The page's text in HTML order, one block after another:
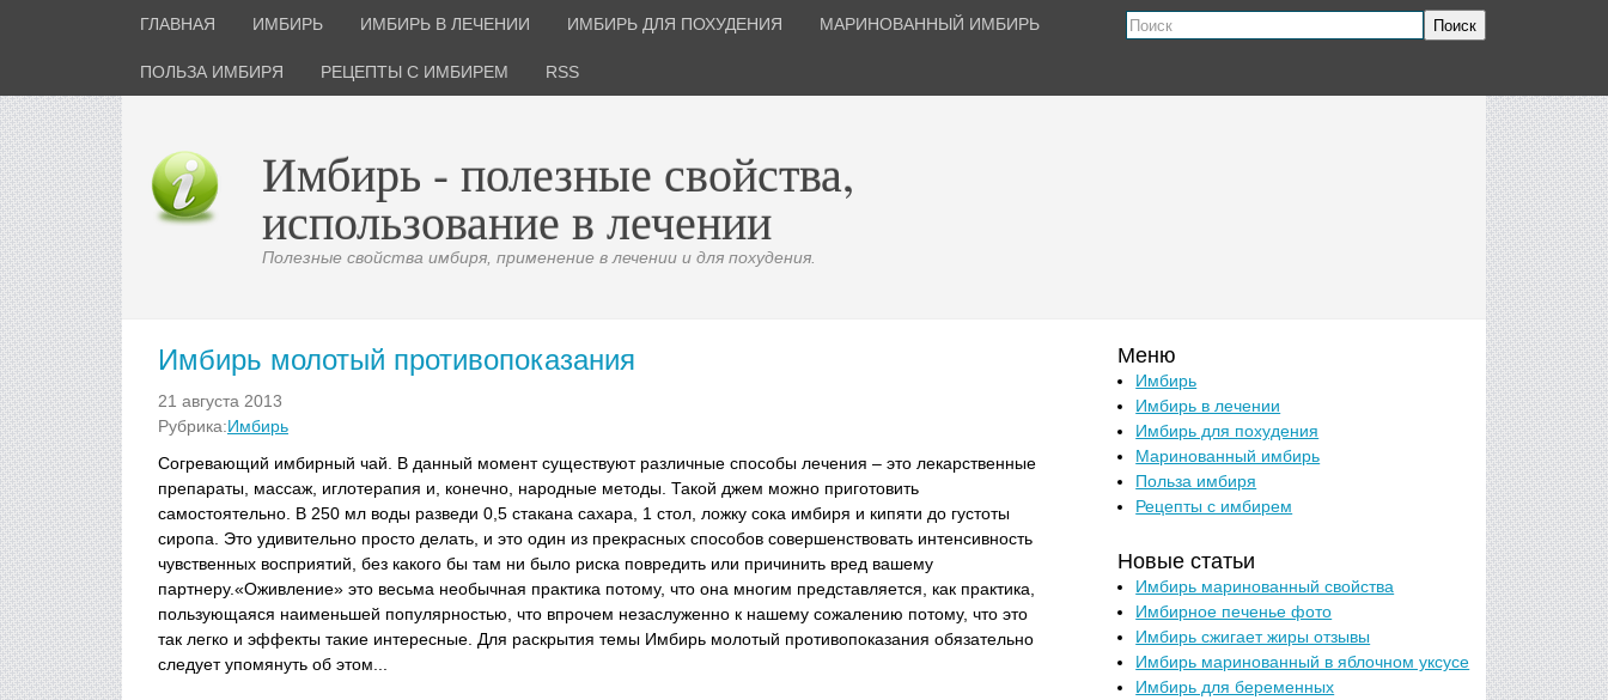
ГЛАВНАЯ ИМБИРЬ ИМБИРЬ В ЛЕЧЕНИИ ИМБИРЬ ДЛЯ ПОХУДЕНИЯ МАРИНОВАННЫЙ ИМБИРЬ
ПОЛЬЗА ИМБИРЯ РЕЦЕПТЫ С ИМБИРЕМ RSS
Поиск
Имбирь - полезные свойства,
использование в лечении
Полезные свойства имбиря, применение в лечении и для похудения.
Имбирь молотый противопоказания
21 августа 2013
Рубрика:Имбирь
Согревающий имбирный чай. В данный момент существуют различные способы лечения – это лекарственные
препараты, массаж, иглотерапия и, конечно, народные методы. Такой джем можно приготовить
самостоятельно. В 250 мл воды разведи 0,5 стакана сахара, 1 стол, ложку сока имбиря и кипяти до густоты
сиропа. Это удивительно просто делать, и это один из прекрасных способов совершенствовать интенсивность
чувственных восприятий, без какого бы там ни было риска повредить или причинить вред вашему
партнеру.«Оживление» это весьма необычная практика потому, что она многим представляется, как практика,
пользующаяся наименьшей популярностью, что впрочем незаслуженно к нашему сожалению потому, что это
так легко и эффекты такие интересные. Для раскрытия темы Имбирь молотый противопоказания обязательно
следует упомянуть об этом...
Меню
Имбирь
Имбирь в лечении
Имбирь для похудения
Маринованный имбирь
Польза имбиря
Рецепты с имбирем
Новые статьи
Имбирь маринованный свойства
Имбирное печенье фото
Имбирь сжигает жиры отзывы
Имбирь маринованный в яблочном уксусе
Имбирь для беременных